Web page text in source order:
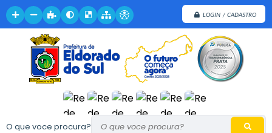
LOGIN / CADASTRO
O que voce procura?